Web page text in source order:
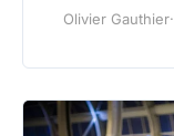
Olivier Gauthier·